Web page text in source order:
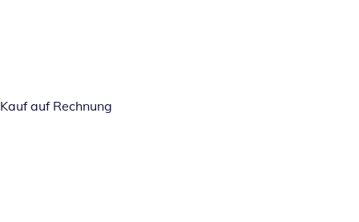
Kauf auf Rechnung